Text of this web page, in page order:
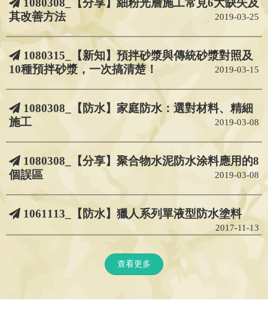
1080308_【分享】細粉光層施工常見6大缺失及
其改善方法
2019-03-25
1080315_【新知】預拌砂漿與傳統砂漿對照及
10種預拌砂漿，一次搞清楚！
2019-03-15
1080308_【防水】家庭防水：選對材料、精細
施工
2019-03-08
1080308_【分享】聚合物水泥防水涂料應用的8
個誤區
2019-03-08
1061113_【防水】獵人系列單液型防水塗料
2017-11-13
查看更多